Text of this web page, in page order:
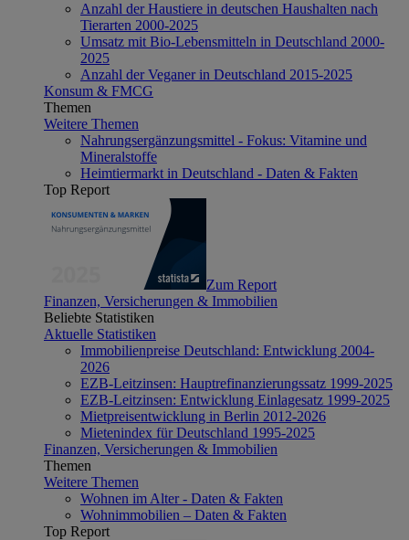
Anzahl der Haustiere in deutschen Haushalten nach
Tierarten 2000-2025
Umsatz mit Bio-Lebensmitteln in Deutschland 2000-
2025
Anzahl der Veganer in Deutschland 2015-2025
Konsum & FMCG
Themen
Weitere Themen
Nahrungsergänzungsmittel - Fokus: Vitamine und
Mineralstoffe
Heimtiermarkt in Deutschland - Daten & Fakten
Top Report
Zum Report
Finanzen, Versicherungen & Immobilien
Beliebte Statistiken
Aktuelle Statistiken
Immobilienpreise Deutschland: Entwicklung 2004-
2026
EZB-Leitzinsen: Hauptrefinanzierungssatz 1999-2025
EZB-Leitzinsen: Entwicklung Einlagesatz 1999-2025
Mietpreisentwicklung in Berlin 2012-2026
Mietenindex für Deutschland 1995-2025
Finanzen, Versicherungen & Immobilien
Themen
Weitere Themen
Wohnen im Alter - Daten & Fakten
Wohnimmobilien – Daten & Fakten
Top Report